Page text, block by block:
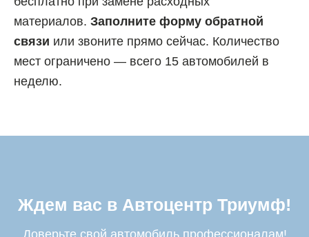
материалов. Заполните форму обратной
связи или звоните прямо сейчас. Количество
мест ограничено — всего 15 автомобилей в
неделю.
Ждем вас в Автоцентр Триумф!